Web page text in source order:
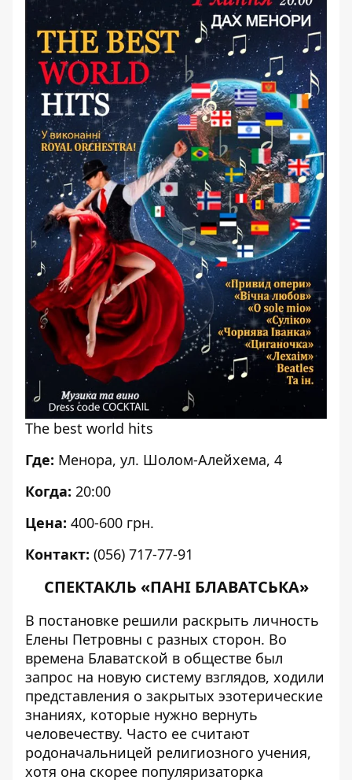
The best world hits
Где: Менора, ул. Шолом-Алейхема, 4
Когда: 20:00
Цена: 400-600 грн.
Контакт: (056) 717-77-91
СПЕКТАКЛЬ «ПАНІ БЛАВАТСЬКА»
В постановке решили раскрыть личность
Елены Петровны с разных сторон. Во
времена Блаватской в обществе был
запрос на новую систему взглядов, ходили
представления о закрытых эзотерические
знаниях, которые нужно вернуть
человечеству. Часто ее считают
родоначальницей религиозного учения,
хотя она скорее популяризаторка